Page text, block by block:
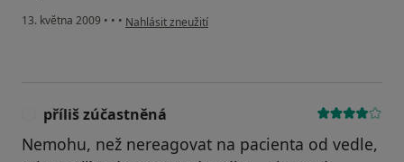
13. května 2009 • • • podle názoru uživatele spokojený pacient Josef
Nahlásit zneužití
příliš zúčastněná
Nemohu, než nereagovat na pacienta od vedle,